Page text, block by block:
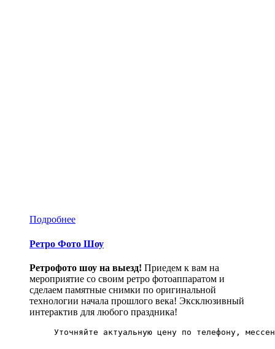
Подробнее
Ретро Фото Шоу
Ретрофото шоу на выезд! Приедем к вам на
мероприятие со своим ретро фотоаппаратом и
сделаем памятные снимки по оригинальной
технологии начала прошлого века! Эксклюзивный
интерактив для любого праздника!
Уточняйте актуальную цену по телефону,